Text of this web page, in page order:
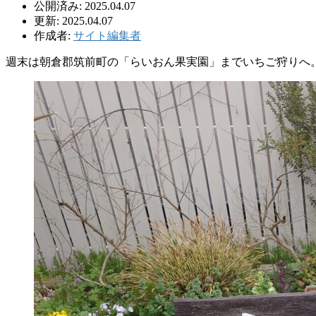
公開済み: 2025.04.07
更新: 2025.04.07
作成者: サイト編集者
週末は朝倉郡筑前町の「らいおん果実園」までいちご狩りへ